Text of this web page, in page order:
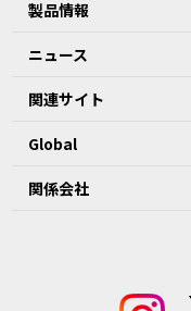
製品情報
ニュース
関連サイト
Global
関係会社